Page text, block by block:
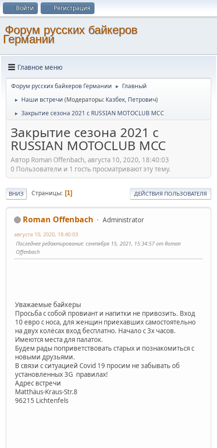
Войти Регистрация
Форум русских байкеров
Германии
Главное меню
Форум русских байкеров Германии ► Главный
► Наши встречи (Модераторы: Казбек, Петрович)
► Закрытие сезона 2021 с RUSSIAN MOTOCLUB MCC
Закрытие сезона 2021 с
RUSSIAN MOTOCLUB MCC
Автор Roman Offenbach, августа 10, 2020, 18:40:03
0 Пользователи и 1 гость просматривают эту тему.
ВНИЗ Страницы 1 ДЕЙСТВИЯ ПОЛЬЗОВАТЕЛЯ
Roman Offenbach Administrator
августа 10, 2020, 18:40:03
Последнее редактирование: сентября 15, 2021, 15:34:57 от Roman
Offenbach
Уважаемые байкеры
Просьба с собой провиант и напитки не привозить. Вход
10 евро с носа, для женщин приехавших самостоятельно
на двух колёсах вход бесплатно. Начало с 3х часов.
Имеются места для палаток.
Будем рады поприветствовать старых и познакомиться с
новыми друзьями.
В связи с ситуацией Covid 19 просим не забывать об
установленных 3G правилах!
Адрес встречи
Matthäus-Kraus-Str.8
96215 Lichtenfels